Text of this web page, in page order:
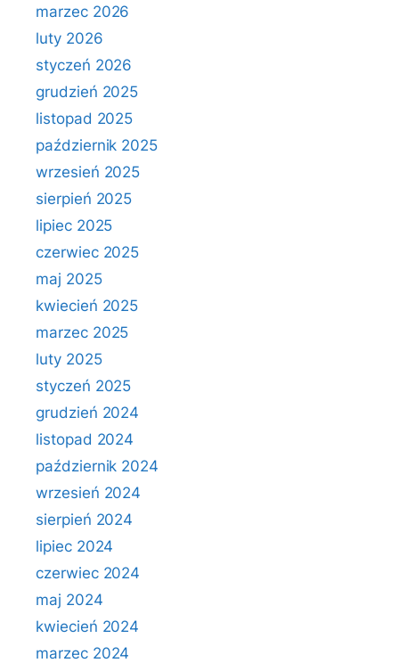
marzec 2026
luty 2026
styczeń 2026
grudzień 2025
listopad 2025
październik 2025
wrzesień 2025
sierpień 2025
lipiec 2025
czerwiec 2025
maj 2025
kwiecień 2025
marzec 2025
luty 2025
styczeń 2025
grudzień 2024
listopad 2024
październik 2024
wrzesień 2024
sierpień 2024
lipiec 2024
czerwiec 2024
maj 2024
kwiecień 2024
marzec 2024